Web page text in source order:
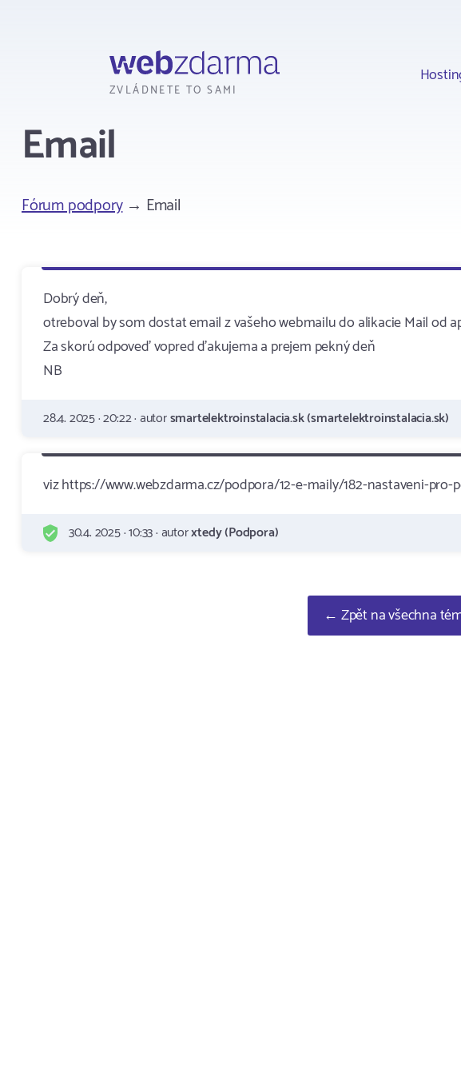
ZVLÁDNETE TO SAMI
Email
Fórum podpory→ Email
Dobrý deň,
otreboval by som dostat email z vašeho webmailu do alikacie Mail od
Za skorú odpoveď vopred ďakujema a prejem pekný deň
NB
28.4. 2025 · 20:22 · autorsmartelektroinstalacia.sk (smartelektroinstalacia.sk)
viz https://www.webzdarma.cz/podpora/12-e-maily/182-nastaveni-
30.4. 2025 · 10:33 · autorxtedy (Podpora)
← Zpět na všechna